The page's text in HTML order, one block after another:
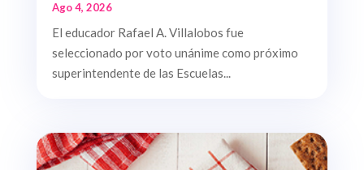
Ago 4, 2026
El educador Rafael A. Villalobos fue
seleccionado por voto unánime como próximo
superintendente de las Escuelas...